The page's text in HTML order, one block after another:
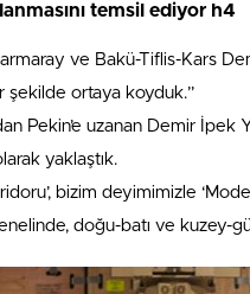
temsil ediyor h4
ve Bakü-Tiflis-Kars
şekilde ortaya koyduk.”
Pekin’e uzanan Demir
yaklaştık.
bizim deyimimizle
doğu-batı ve kuzey-